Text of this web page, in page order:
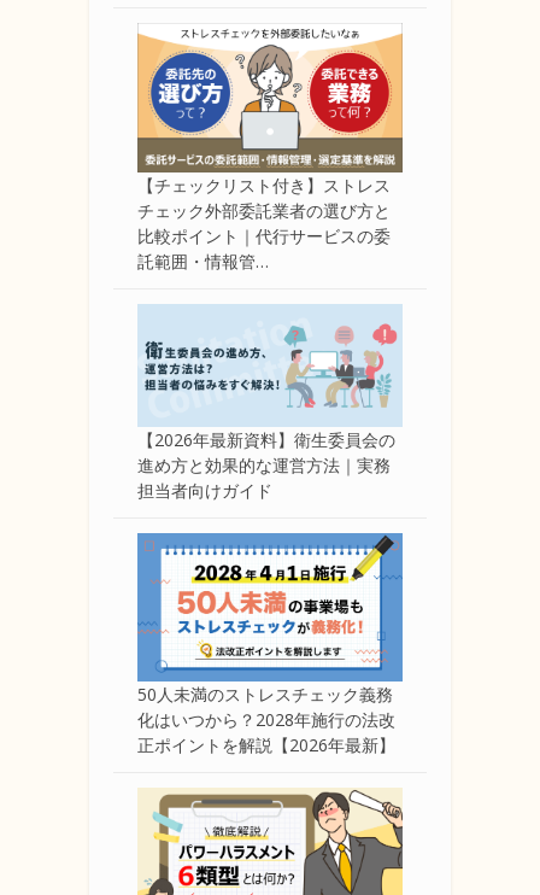
【チェックリスト付き】ストレス
チェック外部委託業者の選び方と
比較ポイント｜代行サービスの委
託範囲・情報管…
【2026年最新資料】衛生委員会の
進め方と効果的な運営方法｜実務
担当者向けガイド
50人未満のストレスチェック義務
化はいつから？2028年施行の法改
正ポイントを解説【2026年最新】